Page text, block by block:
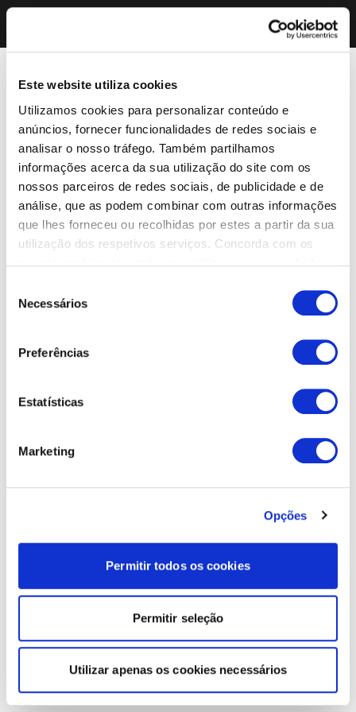
Este website utiliza cookies
Utilizamos cookies para personalizar conteúdo e
anúncios, fornecer funcionalidades de redes sociais e
analisar o nosso tráfego. Também partilhamos
informações acerca da sua utilização do site com os
nossos parceiros de redes sociais, de publicidade e de
análise, que as podem combinar com outras informações
que lhes forneceu ou recolhidas por estes a partir da sua
utilização dos respetivos serviços. Concorda com os
Necessários
Preferências
Estatísticas
Marketing
Opções
Permitir todos os cookies
Permitir seleção
Utilizar apenas os cookies necessários